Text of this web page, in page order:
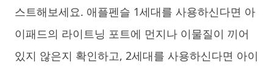
스트해보세요. 애플펜슬 1세대를 사용하신다면 아
이패드의 라이트닝 포트에 먼지나 이물질이 끼어
있지 않은지 확인하고, 2세대를 사용하신다면 아이